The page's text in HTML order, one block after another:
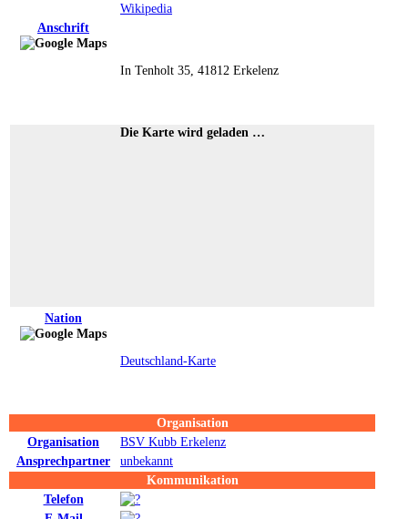
Wikipedia
Anschrift
In Tenholt 35, 41812 Erkelenz
Die Karte wird geladen …
Nation
Deutschland-Karte
Organisation
Organisation
BSV Kubb Erkelenz
Ansprechpartner
unbekannt
Kommunikation
Telefon